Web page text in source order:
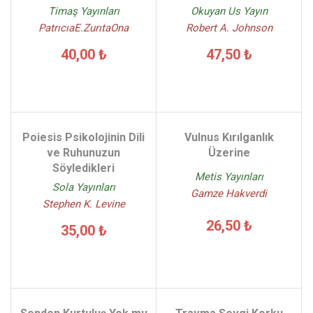
Timaş Yayınları
PatrıcıaE.ZurıtaOna
40,00 ₺
Okuyan Us Yayın
Robert A. Johnson
47,50 ₺
Poiesis Psikolojinin Dili
ve Ruhunuzun
Söyledikleri
Sola Yayınları
Stephen K. Levine
35,00 ₺
Vulnus Kırılganlık
Üzerine
Metis Yayınları
Gamze Hakverdi
26,50 ₺